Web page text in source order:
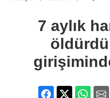
öldürdü!
İntihar
bulundu
7 aylık